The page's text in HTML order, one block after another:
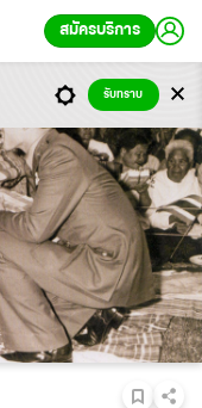
สมัครบริการ
รับทราบ